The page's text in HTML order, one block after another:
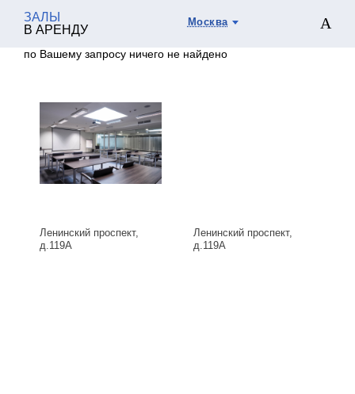
ЗАЛЫ
В АРЕНДУ
Москва
по Вашему запросу ничего не найдено
Ленинский проспект,
д.119А
Ленинский проспект,
д.119А